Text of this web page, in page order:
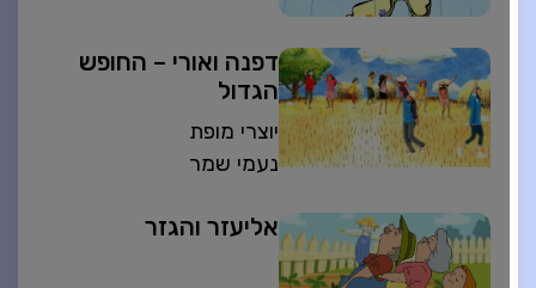
דפנה ואורי – החופש
הגדול
יוצרי מופת
נעמי שמר
אליעזר והגזר